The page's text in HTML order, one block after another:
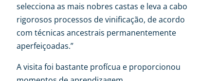
selecciona as mais nobres castas e leva a cabo
rigorosos processos de vinificação, de acordo
com técnicas ancestrais permanentemente
aperfeiçoadas.”
A visita foi bastante profícua e proporcionou